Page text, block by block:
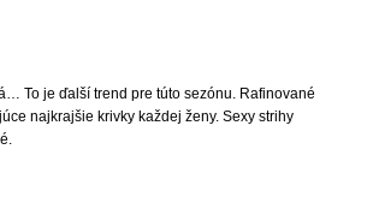
To je ďalší trend pre túto sezónu. Rafinované
najkrajšie krivky každej ženy. Sexy strihy